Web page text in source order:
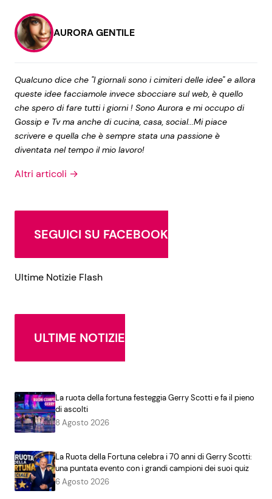
AURORA GENTILE
Qualcuno dice che "I giornali sono i cimiteri delle idee" e allora
queste idee facciamole invece sbocciare sul web, è quello
che spero di fare tutti i giorni ! Sono Aurora e mi occupo di
Gossip e Tv ma anche di cucina, casa, social...Mi piace
scrivere e quella che è sempre stata una passione è
diventata nel tempo il mio lavoro!
Altri articoli →
SEGUICI SU FACEBOOK
Ultime Notizie Flash
ULTIME NOTIZIE
La ruota della fortuna festeggia Gerry Scotti e fa il pieno
di ascolti
8 Agosto 2026
La Ruota della Fortuna celebra i 70 anni di Gerry Scotti:
una puntata evento con i grandi campioni dei suoi quiz
6 Agosto 2026